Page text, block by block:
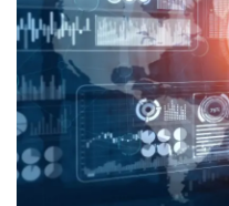
Digital Marketing
The Lounge